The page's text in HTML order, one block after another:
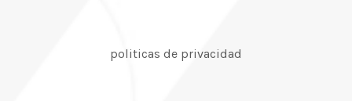
politicas de privacidad